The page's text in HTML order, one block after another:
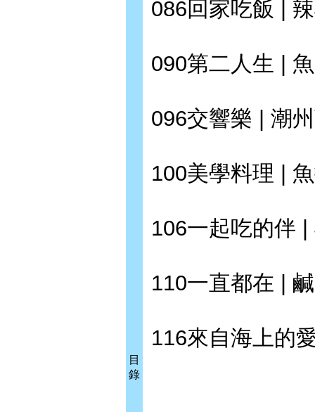
目
錄
086回家吃飯 |
090第二人生 |
096交響樂 | 潮
100美學料理 |
106一起吃的伴
110一直都在 |
116來自海上的